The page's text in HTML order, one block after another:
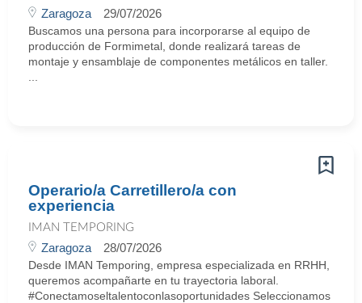
Zaragoza 29/07/2026
Buscamos una persona para incorporarse al equipo de
producción de Formimetal, donde realizará tareas de
montaje y ensamblaje de componentes metálicos en taller.
Operario/a Carretillero/a con
experiencia
IMAN TEMPORING
Zaragoza 28/07/2026
Desde IMAN Temporing, empresa especializada en RRHH,
queremos acompañarte en tu trayectoria laboral.
#Conectamoseltalentoconlasoportunidades Seleccionamos